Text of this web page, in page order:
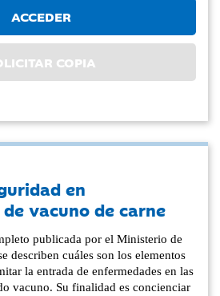
ACCEDER
COPIA
en
vacuno de carne
publicada por el Ministerio de
describen cuáles son los elementos
la entrada de enfermedades en las
vacuno. Su finalidad es concienciar